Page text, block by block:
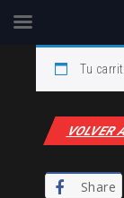
content
Tu
VOLVER
Share